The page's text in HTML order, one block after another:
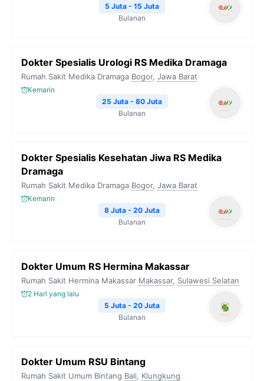
5 Juta - 15 Juta
Bulanan
Dokter Spesialis Urologi RS Medika Dramaga
Rumah Sakit Medika Dramaga Bogor, Jawa Barat
Kemarin
25 Juta - 80 Juta
Bulanan
Dokter Spesialis Kesehatan Jiwa RS Medika
Dramaga
Rumah Sakit Medika Dramaga Bogor, Jawa Barat
Kemarin
8 Juta - 20 Juta
Bulanan
Dokter Umum RS Hermina Makassar
Rumah Sakit Hermina Makassar Makassar, Sulawesi Selatan
2 Hari yang lalu
5 Juta - 20 Juta
Bulanan
Dokter Umum RSU Bintang
Rumah Sakit Umum Bintang Bali, Klungkung